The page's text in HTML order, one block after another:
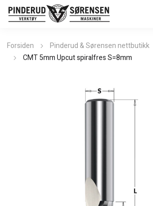
Forsiden Pinderud & Sørensen nettbutikk
CMT 5mm Upcut spiralfres S=8mm